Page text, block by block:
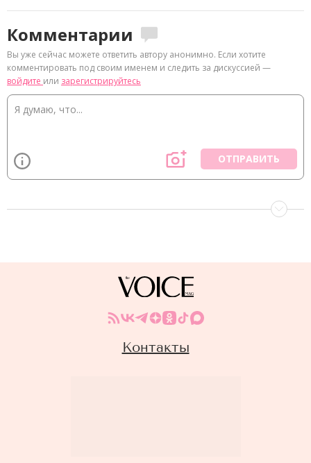
Комментарии
Вы уже сейчас можете ответить автору анонимно. Если хотите
комментировать под своим именем и следить за дискуссией —
войдите или зарегистрируйтесь
ОТПРАВИТЬ
Контакты